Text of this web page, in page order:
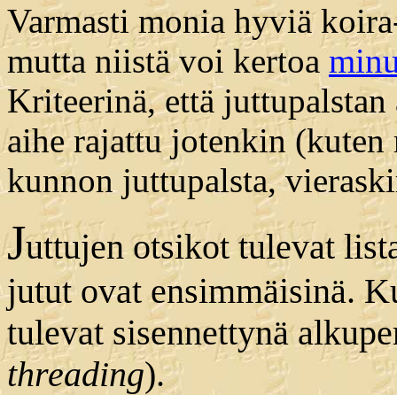
Varmasti monia hyviä
mutta niistä voi kertoa
Kriteerinä, että
aihe rajattu jotenkin
kunnon juttupalsta,
Juttujen otsikot tulevat
jutut ovat ensimmäisinä.
tulevat sisennettynä
threading).